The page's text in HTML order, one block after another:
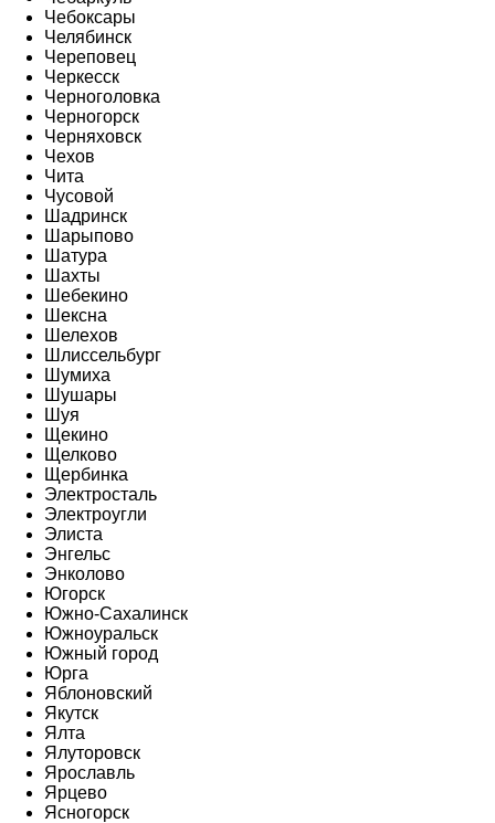
Чебоксары
Челябинск
Череповец
Черкесск
Черноголовка
Черногорск
Черняховск
Чехов
Чита
Чусовой
Шадринск
Шарыпово
Шатура
Шахты
Шебекино
Шексна
Шелехов
Шлиссельбург
Шумиха
Шушары
Шуя
Щекино
Щелково
Щербинка
Электросталь
Электроугли
Элиста
Энгельс
Энколово
Югорск
Южно-Сахалинск
Южноуральск
Южный город
Юрга
Яблоновский
Якутск
Ялта
Ялуторовск
Ярославль
Ярцево
Ясногорск